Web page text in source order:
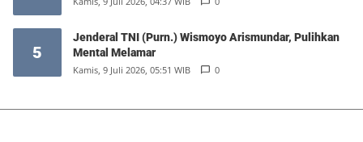
5
Jenderal TNI (Purn.) Wismoyo Arismundar, Pulihkan
Mental Melamar
Kamis, 9 Juli 2026, 05:51 WIB 0